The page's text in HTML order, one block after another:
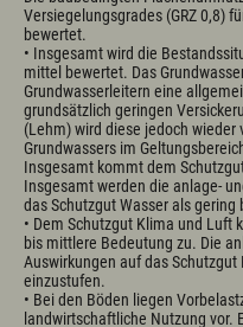
Versiegelungsgrades (GRZ 0,8)
bewertet.
• Insgesamt wird die
mittel bewertet. Das
Grundwasserleitern eine
grundsätzlich geringen
(Lehm) wird diese jedoch
Grundwassers im
Insgesamt kommt dem
Insgesamt werden die anlage-
das Schutzgut Wasser als
• Dem Schutzgut Klima und Luft
bis mittlere Bedeutung zu. Die
Auswirkungen auf das
einzustufen.
• Bei den Böden liegen
landwirtschaftliche Nutzung vor.